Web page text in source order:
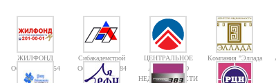
ЖИЛФОНД
Объектов: 14754
Сибакадемстрой
Объектов: 10084
ЦЕНТРАЛЬНОЕ
АГЕНТСТВО
НЕДВИЖИМОСТИ
Компания "Эллада
2000"